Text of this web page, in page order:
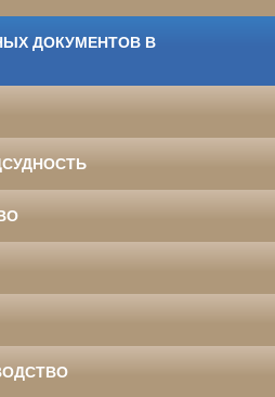
ДОКУМЕНТОВ В